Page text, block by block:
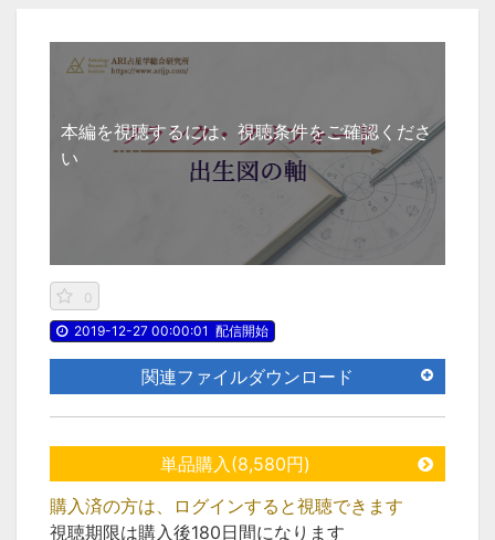
本編を視聴するには、視聴条件をご確認くださ
い
0
2019-12-27 00:00:01 配信開始
関連ファイルダウンロード
単品購入(8,580円)
購入済の方は、ログインすると視聴できます
視聴期限は購入後180日間になります